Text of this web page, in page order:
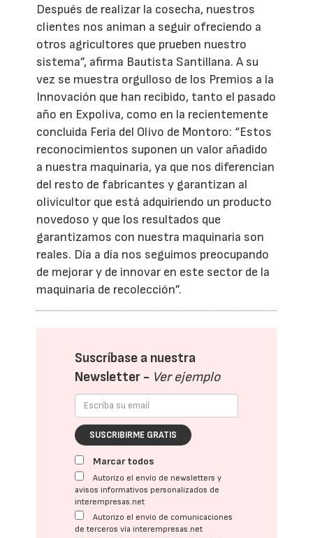
Después de realizar la cosecha, nuestros
clientes nos animan a seguir ofreciendo a
otros agricultores que prueben nuestro
sistema”, afirma Bautista Santillana. A su
vez se muestra orgulloso de los Premios a la
Innovación que han recibido, tanto el pasado
año en Expoliva, como en la recientemente
concluida Feria del Olivo de Montoro: “Estos
reconocimientos suponen un valor añadido
a nuestra maquinaria, ya que nos diferencian
del resto de fabricantes y garantizan al
olivicultor que está adquiriendo un producto
novedoso y que los resultados que
garantizamos con nuestra maquinaria son
reales. Día a día nos seguimos preocupando
de mejorar y de innovar en este sector de la
maquinaria de recolección”.
Suscríbase a nuestra
Newsletter - Ver ejemplo
SUSCRIBIRME GRATIS
Marcar todos
Autorizo el envío de newsletters y
avisos informativos personalizados de
interempresas.net
Autorizo el envío de comunicaciones
de terceros vía interempresas.net